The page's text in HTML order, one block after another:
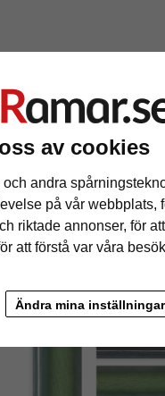
av cookies
andra
på vår webbplats,
riktade annonser, för
att förstå var våra
Ändra mina inställningar
Oavsett hur mycket
Circus
Piccadilly